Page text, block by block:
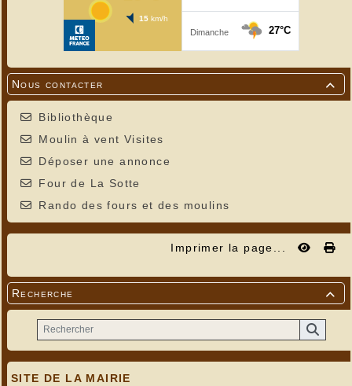

Nous contacter
Bibliothèque
Moulin à vent Visites
Déposer une annonce
Four de La Sotte
Rando des fours et des moulins
Imprimer la page...

Recherche
SITE DE LA MAIRIE